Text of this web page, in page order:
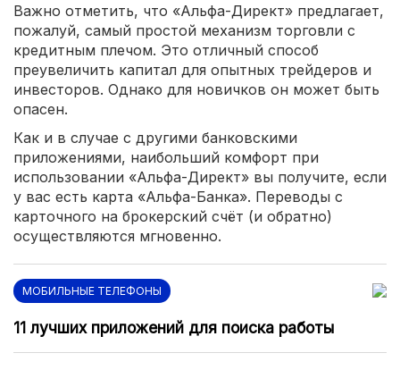
Важно отметить, что «Альфа-Директ» предлагает,
пожалуй, самый простой механизм торговли с
кредитным плечом. Это отличный способ
преувеличить капитал для опытных трейдеров и
инвесторов. Однако для новичков он может быть
опасен.
Как и в случае с другими банковскими
приложениями, наибольший комфорт при
использовании «Альфа-Директ» вы получите, если
у вас есть карта «Альфа-Банка». Переводы с
карточного на брокерский счёт (и обратно)
осуществляются мгновенно.
МОБИЛЬНЫЕ ТЕЛЕФОНЫ
11 лучших приложений для поиска работы